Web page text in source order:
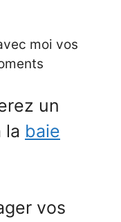
moi vos
un
la baie
vos